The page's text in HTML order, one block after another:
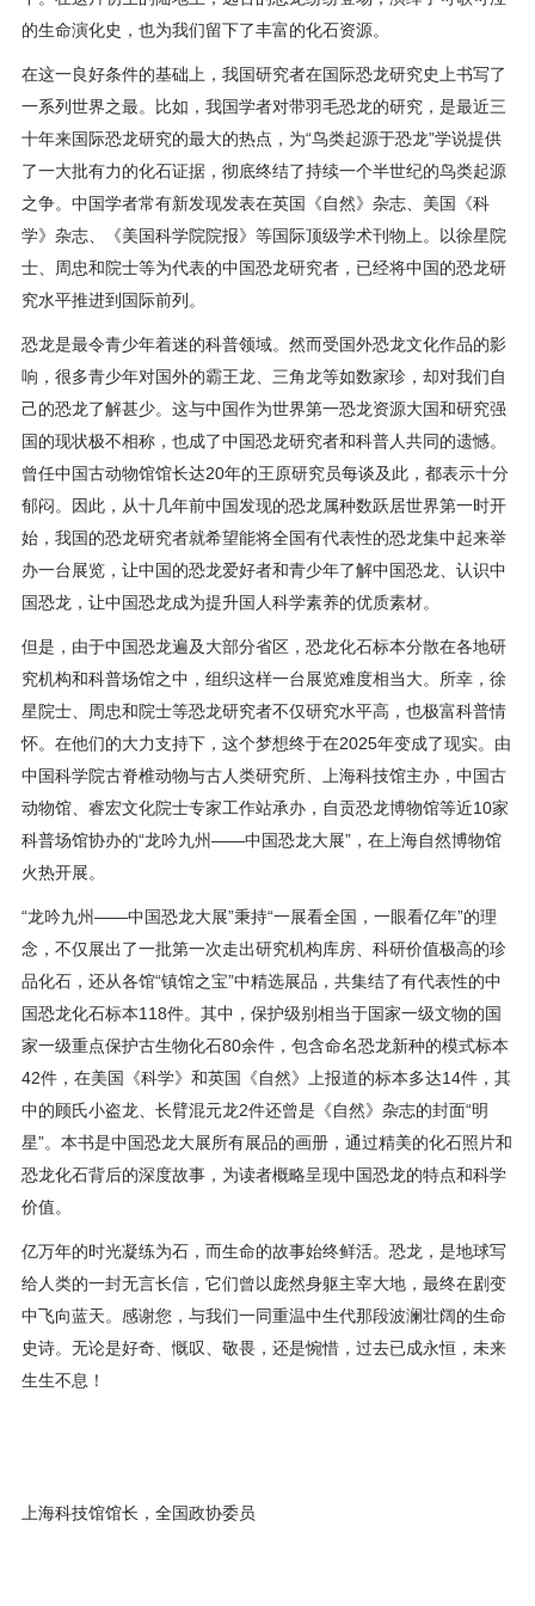
的生命演化史，也为我们留下了丰富的化石资源。
在这一良好条件的基础上，我国研究者在国际恐龙研究史上书写了
一系列世界之最。比如，我国学者对带羽毛恐龙的研究，是最近三
十年来国际恐龙研究的最大的热点，为“鸟类起源于恐龙”学说提供
了一大批有力的化石证据，彻底终结了持续一个半世纪的鸟类起源
之争。中国学者常有新发现发表在英国《自然》杂志、美国《科
学》杂志、《美国科学院院报》等国际顶级学术刊物上。以徐星院
士、周忠和院士等为代表的中国恐龙研究者，已经将中国的恐龙研
究水平推进到国际前列。
恐龙是最令青少年着迷的科普领域。然而受国外恐龙文化作品的影
响，很多青少年对国外的霸王龙、三角龙等如数家珍，却对我们自
己的恐龙了解甚少。这与中国作为世界第一恐龙资源大国和研究强
国的现状极不相称，也成了中国恐龙研究者和科普人共同的遗憾。
曾任中国古动物馆馆长达20年的王原研究员每谈及此，都表示十分
郁闷。因此，从十几年前中国发现的恐龙属种数跃居世界第一时开
始，我国的恐龙研究者就希望能将全国有代表性的恐龙集中起来举
办一台展览，让中国的恐龙爱好者和青少年了解中国恐龙、认识中
国恐龙，让中国恐龙成为提升国人科学素养的优质素材。
但是，由于中国恐龙遍及大部分省区，恐龙化石标本分散在各地研
究机构和科普场馆之中，组织这样一台展览难度相当大。所幸，徐
星院士、周忠和院士等恐龙研究者不仅研究水平高，也极富科普情
怀。在他们的大力支持下，这个梦想终于在2025年变成了现实。由
中国科学院古脊椎动物与古人类研究所、上海科技馆主办，中国古
动物馆、睿宏文化院士专家工作站承办，自贡恐龙博物馆等近10家
科普场馆协办的“龙吟九州——中国恐龙大展”，在上海自然博物馆
火热开展。
“龙吟九州——中国恐龙大展”秉持“一展看全国，一眼看亿年”的理
念，不仅展出了一批第一次走出研究机构库房、科研价值极高的珍
品化石，还从各馆“镇馆之宝”中精选展品，共集结了有代表性的中
国恐龙化石标本118件。其中，保护级别相当于国家一级文物的国
家一级重点保护古生物化石80余件，包含命名恐龙新种的模式标本
42件，在美国《科学》和英国《自然》上报道的标本多达14件，其
中的顾氏小盗龙、长臂混元龙2件还曾是《自然》杂志的封面“明
星”。本书是中国恐龙大展所有展品的画册，通过精美的化石照片和
恐龙化石背后的深度故事，为读者概略呈现中国恐龙的特点和科学
价值。
亿万年的时光凝练为石，而生命的故事始终鲜活。恐龙，是地球写
给人类的一封无言长信，它们曾以庞然身躯主宰大地，最终在剧变
中飞向蓝天。感谢您，与我们一同重温中生代那段波澜壮阔的生命
史诗。无论是好奇、慨叹、敬畏，还是惋惜，过去已成永恒，未来
生生不息！
上海科技馆馆长，全国政协委员